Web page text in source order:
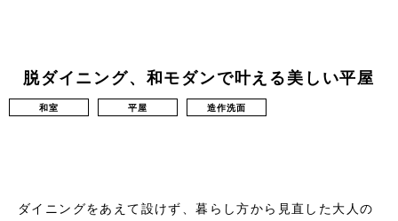
脱ダイニング、和モダンで叶える美しい平屋
和室 平屋 造作洗面
ダイニングをあえて設けず、暮らし方から見直した大人の